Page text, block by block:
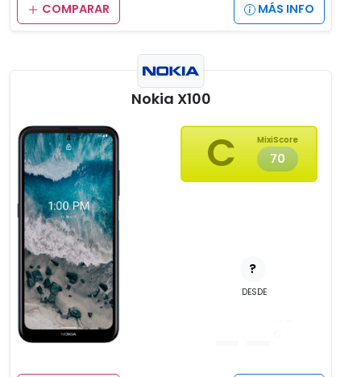
COMPARAR MÁS INFO
Nokia X100
C MixiScore
70
?
DESDE